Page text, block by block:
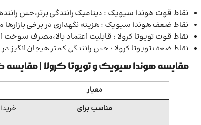
نقاط قوت هوندا سیویک : دینامیک رانندگی برتر،حس
نقاط ضعف هوندا سیویک : هزینه نگهداری در برخی
نقاط قوت تویوتا کرولا : قابلیت اعتماد بالا،مصرف
نقاط ضعف تویوتا کرولا : حس رانندگی کمتر هیجان انگیز
مقایسه هوندا سیویک و تویوتا کرولا |
معیار
مناسب برای